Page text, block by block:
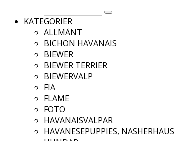
KATEGORIER
ALLMÄNT
BICHON HAVANAIS
BIEWER
BIEWER TERRIER
BIEWERVALP
FIA
FLAME
FOTO
HAVANAISVALPAR
HAVANESEPUPPIES, NASHERHAUS